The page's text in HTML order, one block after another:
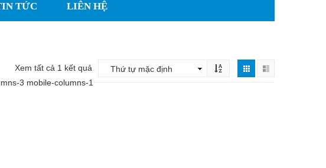
TỨC LIÊN HỆ
Xem tất cả 1 kết quả
3 mobile-columns-1